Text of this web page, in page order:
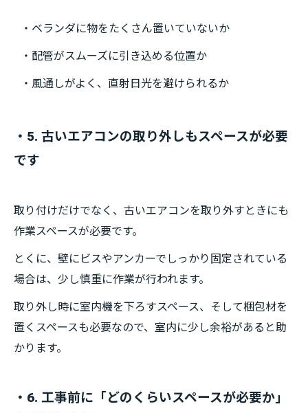
・ベランダに物をたくさん置いていないか
・配管がスムーズに引き込める位置か
・風通しがよく、直射日光を避けられるか
・5. 古いエアコンの取り外しもスペースが必要
です
取り付けだけでなく、古いエアコンを取り外すときにも
作業スペースが必要です。
とくに、壁にビスやアンカーでしっかり固定されている
場合は、少し慎重に作業が行われます。
取り外し時に室内機を下ろすスペース、そして梱包材を
置くスペースも必要なので、室内に少し余裕があると助
かります。
・6. 工事前に「どのくらいスペースが必要か」